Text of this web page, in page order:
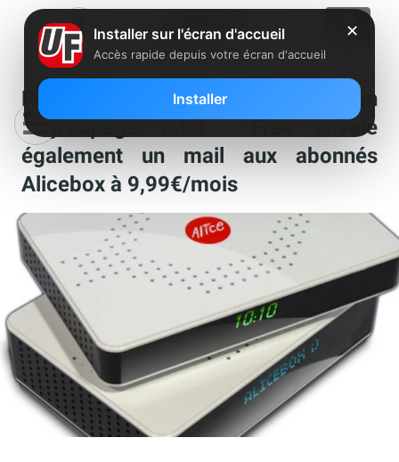
Proposition de passage en
dégroupage total : Free envoie
également un mail aux abonnés
Alicebox à 9,99€/mois
✕
Installer sur l'écran d'accueil
Accès rapide depuis votre écran d'accueil
Installer